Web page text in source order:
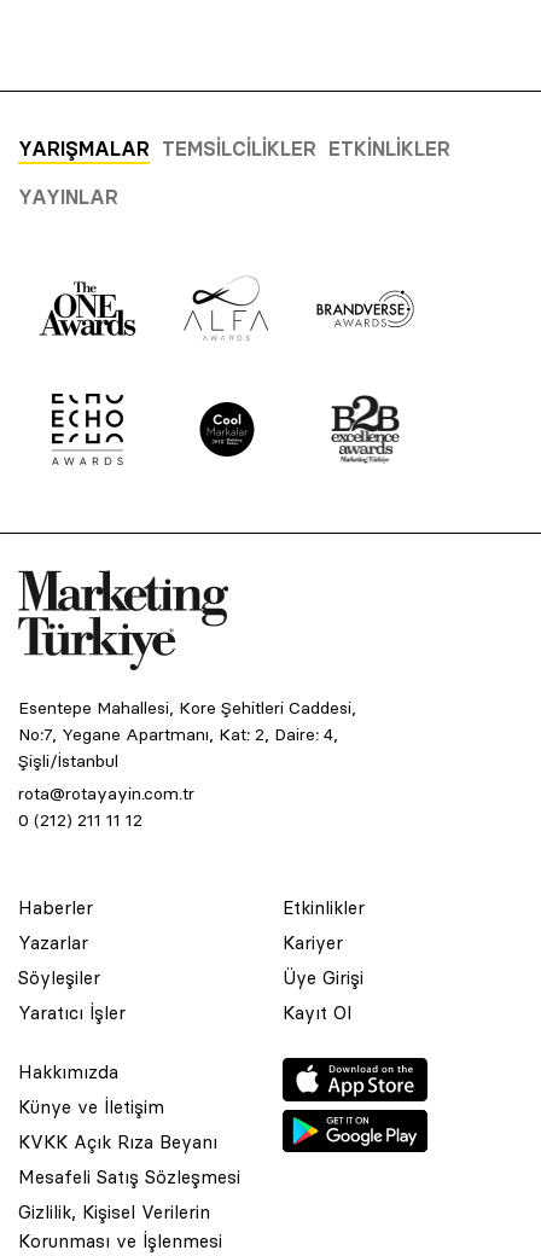
YARIŞMALAR TEMSILCILIKLER ETKINLIKLER
YAYINLAR
Esentepe Mahallesi, Kore Şehitleri Caddesi,
No:7, Yegane Apartmanı, Kat: 2, Daire: 4,
Şişli/İstanbul
rota@rotayayin.com.tr
0 (212) 211 11 12
Haberler
Yazarlar
Söyleşiler
Yaratıcı İşler
Etkinlikler
Kariyer
Üye Girişi
Kayıt Ol
Hakkımızda
Künye ve İletişim
KVKK Açık Rıza Beyanı
Mesafeli Satış Sözleşmesi
Gizlilik, Kişisel Verilerin
Korunması ve İşlenmesi